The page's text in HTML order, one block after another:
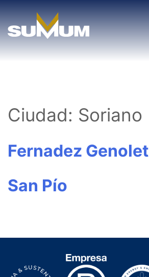
content
Ciudad: Soriano
Fernadez Genolet
San Pío